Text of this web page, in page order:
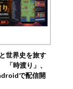
世界史を旅す
「時渡り」、
で配信開